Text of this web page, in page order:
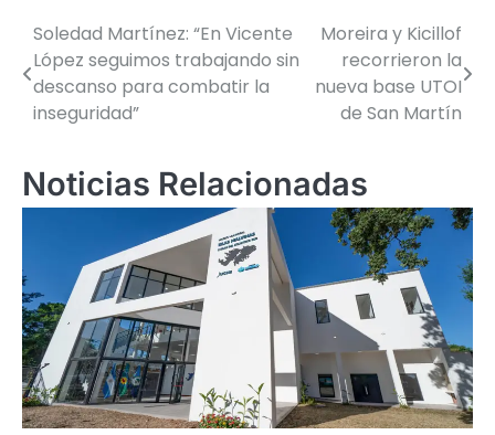
Navegación
de
entradas
Soledad Martínez: “En Vicente
López seguimos trabajando sin
descanso para combatir la
inseguridad”
Moreira y Kicillof
recorrieron la
nueva base UTOI
de San Martín
Noticias Relacionadas